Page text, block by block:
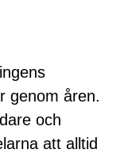
genom åren.
och
att alltid